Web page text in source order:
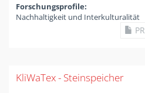
Forschungsprofile:
Nachhaltigkeit und Interkulturalität
KliWaTex - Steinspeicher